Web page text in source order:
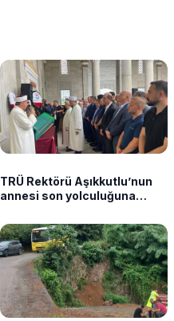
TRÜ Rektörü Aşıkkutlu’nun
annesi son yolculuğuna